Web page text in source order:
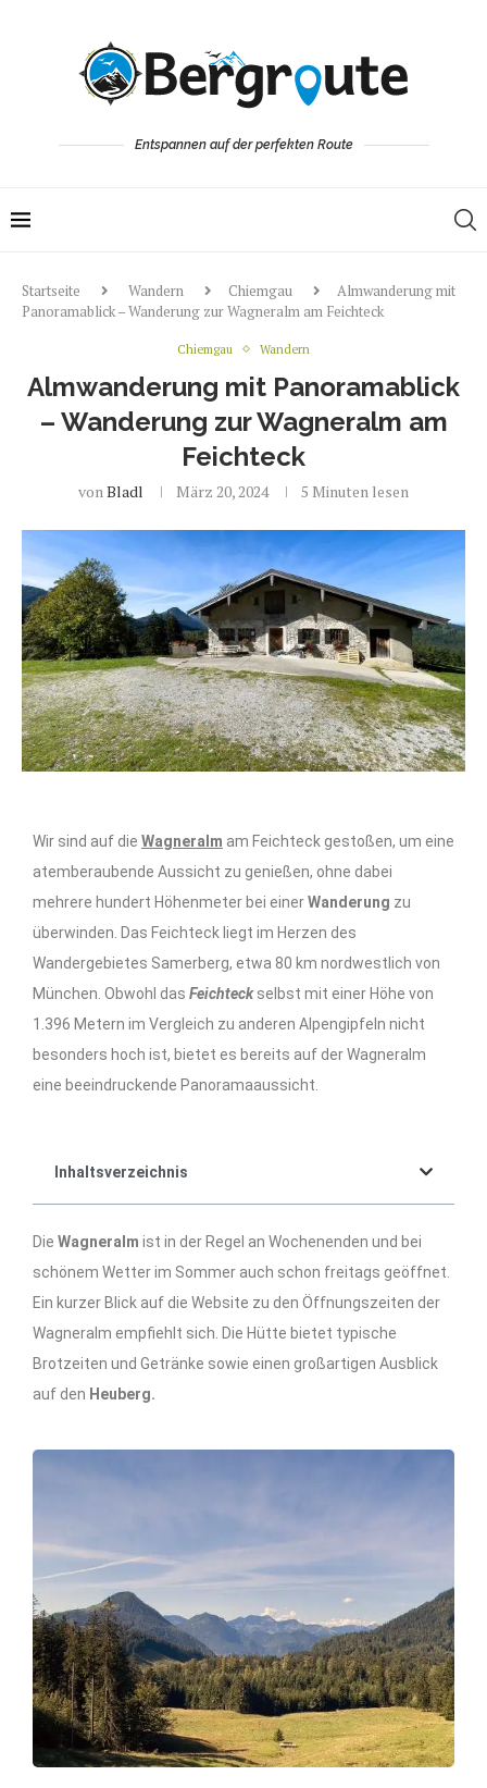
Entspannen auf der perfekten Route
Startseite Wandern Chiemgau
Almwanderung mit
Panoramablick – Wanderung zur Wagneralm am Feichteck
Chiemgau Wandern
Almwanderung mit Panoramablick
– Wanderung zur Wagneralm am
Feichteck
vonBladl März 20, 2024 5 Minuten lesen
Wir sind auf die Wagneralm am Feichteck gestoßen, um eine
atemberaubende Aussicht zu genießen, ohne dabei
mehrere hundert Höhenmeter bei einerWanderung zu
überwinden. Das Feichteck liegt im Herzen des
Wandergebietes Samerberg, etwa 80 km nordwestlich von
München. Obwohl das Feichteckselbst mit einer Höhe von
1.396 Metern im Vergleich zu anderen Alpengipfeln nicht
besonders hoch ist, bietet es bereits auf der Wagneralm
eine beeindruckende Panoramaaussicht.
Inhaltsverzeichnis
Die Wagneralm ist in der Regel an Wochenenden und bei
schönem Wetter im Sommer auch schon freitags geöffnet.
Ein kurzer Blick auf die Website zu den Öffnungszeiten der
Wagneralm empfiehlt sich. Die Hütte bietet typische
Brotzeiten und Getränke sowie einen großartigen Ausblick
auf den Heuberg.